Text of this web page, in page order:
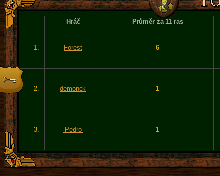
Hráč Průměr za 11 ras
1. Forest 6
2. demonek 1
3. -Pedro- 1